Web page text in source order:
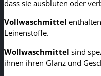
dass sie ausbluten oder
Vollwaschmittel
Leinenstoffe.
Wollwaschmittel sind
ihnen ihren Glanz und